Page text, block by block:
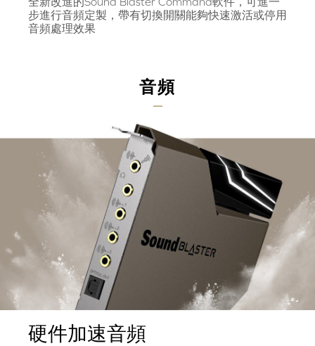
步進行音頻定製，帶有切換開關能夠快速激活或停用
音頻處理效果
音頻
硬件加速音頻